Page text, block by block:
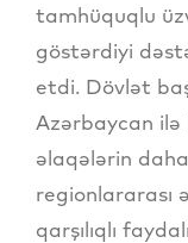
tamhüquqlu
göstərdiyi
etdi. Dövlət
Azərbaycan ilə
əlaqələrin
regionlararası
qarşılıqlı